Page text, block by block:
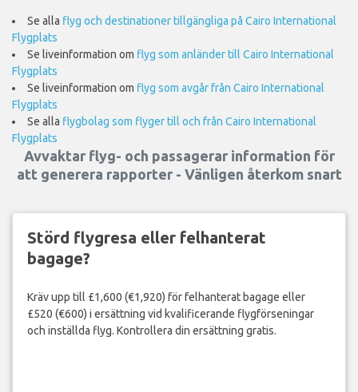
Se alla flyg och destinationer tillgängliga på Cairo International
Flygplats
Se liveinformation om flyg som anländer till Cairo International
Flygplats
Se liveinformation om flyg som avgår från Cairo International
Flygplats
Se alla flygbolag som flyger till och från Cairo International
Flygplats
Avvaktar flyg- och passagerar information för
att generera rapporter - Vänligen återkom snart
Störd flygresa eller felhanterat
bagage?
Kräv upp till £1,600 (€1,920) för felhanterat bagage eller
£520 (€600) i ersättning vid kvalificerande flygförseningar
och inställda flyg. Kontrollera din ersättning gratis.